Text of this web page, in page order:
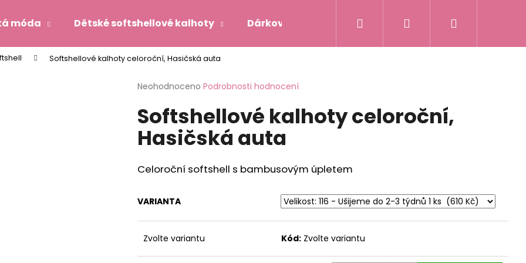
móda Dětské softshellové kalhoty Dárkové poukazy Napište nám Hodnocení
Přihlášení
Softshellové kalhoty celoroční, Hasičská auta
Průměrné
produktu
je
0,0
hvězdiček.
Neohodnoceno Podrobnosti hodnocení
Softshellové kalhoty celoroční,
Hasičská auta
Celoroční softshell s bambusovým úpletem
VARIANTA
Zvolte variantu Kód: Zvolte variantu
Co potřebujete najít?
HLEDAT